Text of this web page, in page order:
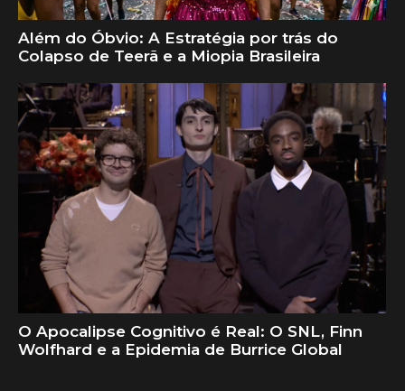
Além do Óbvio: A Estratégia por trás do
Colapso de Teerã e a Miopia Brasileira
O Apocalipse Cognitivo é Real: O SNL, Finn
Wolfhard e a Epidemia de Burrice Global